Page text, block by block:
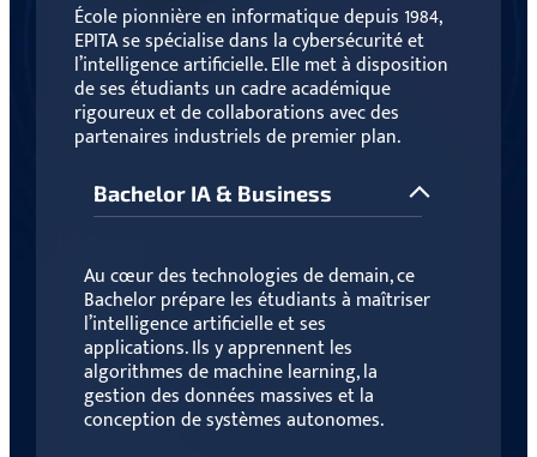
École pionnière en informatique depuis 1984,
EPITA se spécialise dans la cybersécurité et
l’intelligence artificielle. Elle met à disposition
de ses étudiants un cadre académique
rigoureux et de collaborations avec des
partenaires industriels de premier plan.
Bachelor IA & Business
Au cœur des technologies de demain, ce
Bachelor prépare les étudiants à maîtriser
l’intelligence artificielle et ses
applications. Ils y apprennent les
algorithmes de machine learning, la
gestion des données massives et la
conception de systèmes autonomes.